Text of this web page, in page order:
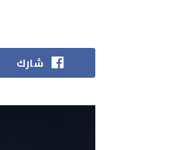
شارك